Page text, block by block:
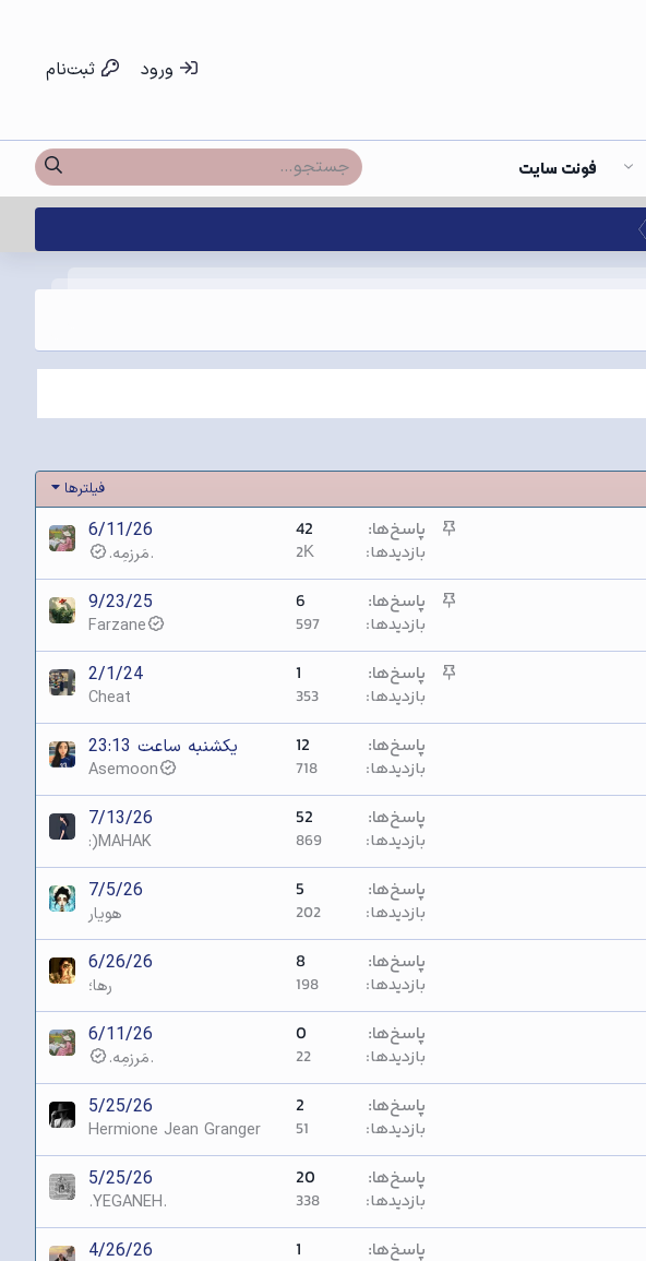
ورود ثبت‌نام
فونت سایت
فیلترها
چ
ب
ا
پاسخ‌ها 42
بازدیدها 2K
6/11/26
.مَرزمِه.
چ
ب
ا
پاسخ‌ها 6
بازدیدها 597
9/23/25
Farzane
چ
ب
پاسخ‌ها 1
بازدیدها 353
2/1/24
Cheat
پاسخ‌ها 12
بازدیدها 718
یکشنبه ساعت 23:13
Asemoon
پاسخ‌ها 52
بازدیدها 869
7/13/26
:)MAHAK
پاسخ‌ها 5
بازدیدها 202
7/5/26
هویار
پاسخ‌ها 8
بازدیدها 198
6/26/26
رها؛
پاسخ‌ها 0
بازدیدها 22
6/11/26
.مَرزمِه.
پاسخ‌ها 2
بازدیدها 51
5/25/26
Hermione Jean Granger
پاسخ‌ها 20
بازدیدها 338
5/25/26
.YEGANEH.
پاسخ‌ها 1
4/26/26